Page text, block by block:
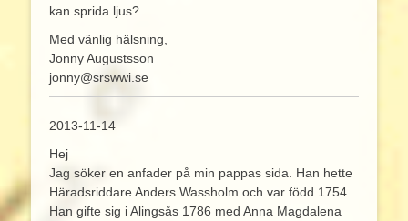
kan sprida ljus?
Med vänlig hälsning,
Jonny Augustsson
jonny@srswwi.se
2013-11-14
Hej
Jag söker en anfader på min pappas sida. Han hette
Häradsriddare Anders Wassholm och var född 1754.
Han gifte sig i Alingsås 1786 med Anna Magdalena